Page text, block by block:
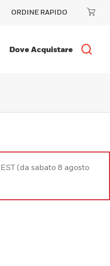
ORDINE RAPIDO
Dove Acquistare
(da sabato 8 agosto